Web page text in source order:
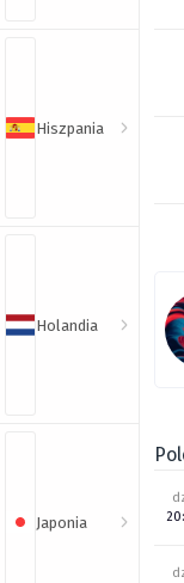
Hiszpania
Holandia
Japonia